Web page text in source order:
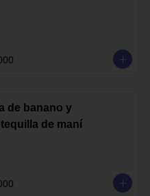
de banano y
de maní